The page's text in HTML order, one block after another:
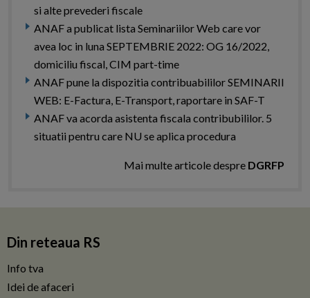
si alte prevederi fiscale
ANAF a publicat lista Seminariilor Web care vor
avea loc in luna SEPTEMBRIE 2022: OG 16/2022,
domiciliu fiscal, CIM part-time
ANAF pune la dispozitia contribuabililor SEMINARII
WEB: E-Factura, E-Transport, raportare in SAF-T
ANAF va acorda asistenta fiscala contribubililor. 5
situatii pentru care NU se aplica procedura
Mai multe articole despre DGRFP
Din reteaua RS
Info tva
Idei de afaceri